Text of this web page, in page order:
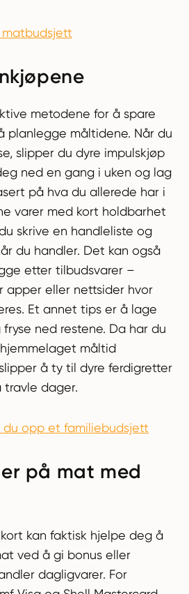
matbudsjett
metodene for å spare
planlegge måltidene. Når du
slipper du dyre impulskjøp
ned en gang i uken og lag
på hva du allerede har i
varer med kort holdbarhet
skrive en handleliste og
du handler. Det kan også
etter tilbudsvarer –
apper eller nettsider hvor
Et annet tips er å lage
ned restene. Da har du
måltid
å ty til dyre ferdigretter
dager.
du opp et familiebudsjett
på mat med
kan faktisk hjelpe deg å
ved å gi bonus eller
dagligvarer. For